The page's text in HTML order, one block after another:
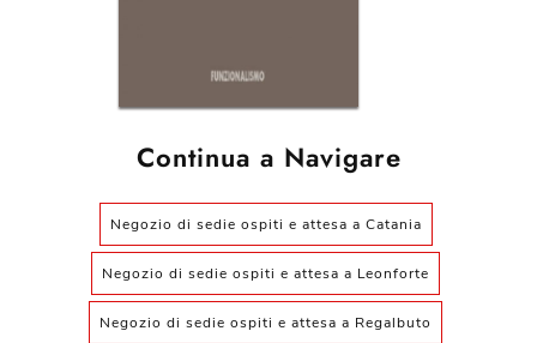
Continua a Navigare
Negozio di sedie ospiti e attesa a Catania
Negozio di sedie ospiti e attesa a Leonforte
Negozio di sedie ospiti e attesa a Regalbuto